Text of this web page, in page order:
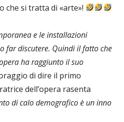
che si tratta di «arte»!
e le installazioni
far discutere. Quindi il fatto che
ha raggiunto il suo
di dire il primo
dell’opera rasenta
di calo demografico è un inno